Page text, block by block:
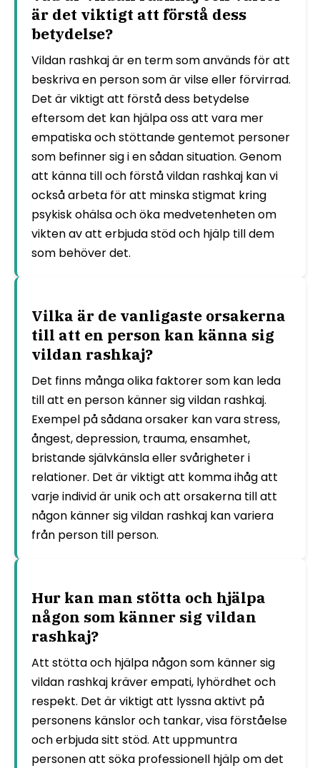
är det viktigt att förstå dess
betydelse?
Vildan rashkaj är en term som används för att
beskriva en person som är vilse eller förvirrad.
Det är viktigt att förstå dess betydelse
eftersom det kan hjälpa oss att vara mer
empatiska och stöttande gentemot personer
som befinner sig i en sådan situation. Genom
att känna till och förstå vildan rashkaj kan vi
också arbeta för att minska stigmat kring
psykisk ohälsa och öka medvetenheten om
vikten av att erbjuda stöd och hjälp till dem
som behöver det.
Vilka är de vanligaste orsakerna
till att en person kan känna sig
vildan rashkaj?
Det finns många olika faktorer som kan leda
till att en person känner sig vildan rashkaj.
Exempel på sådana orsaker kan vara stress,
ångest, depression, trauma, ensamhet,
bristande självkänsla eller svårigheter i
relationer. Det är viktigt att komma ihåg att
varje individ är unik och att orsakerna till att
någon känner sig vildan rashkaj kan variera
från person till person.
Hur kan man stötta och hjälpa
någon som känner sig vildan
rashkaj?
Att stötta och hjälpa någon som känner sig
vildan rashkaj kräver empati, lyhördhet och
respekt. Det är viktigt att lyssna aktivt på
personens känslor och tankar, visa förståelse
och erbjuda sitt stöd. Att uppmuntra
personen att söka professionell hjälp om det